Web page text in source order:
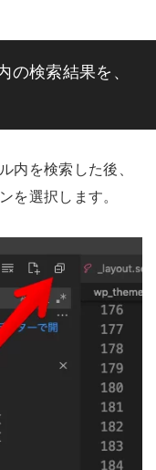
の検索結果を、
内を検索した後、
を選択します。